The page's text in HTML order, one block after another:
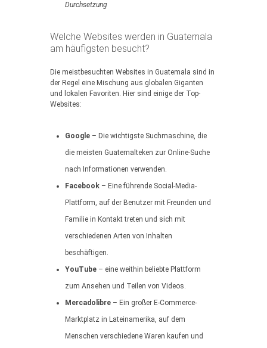
Durchsetzung
Welche Websites werden in Guatemala
am häufigsten besucht?
Die meistbesuchten Websites in Guatemala sind in
der Regel eine Mischung aus globalen Giganten
und lokalen Favoriten. Hier sind einige der Top-
Websites:
Google – Die wichtigste Suchmaschine, die
die meisten Guatemalteken zur Online-Suche
nach Informationen verwenden.
Facebook – Eine führende Social-Media-
Plattform, auf der Benutzer mit Freunden und
Familie in Kontakt treten und sich mit
verschiedenen Arten von Inhalten
beschäftigen.
YouTube – eine weithin beliebte Plattform
zum Ansehen und Teilen von Videos.
Mercadolibre – Ein großer E-Commerce-
Marktplatz in Lateinamerika, auf dem
Menschen verschiedene Waren kaufen und